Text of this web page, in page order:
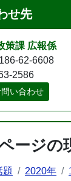
せ先
策課 広報係
62-6608
2586
い合わせ
ージの
題 2020年